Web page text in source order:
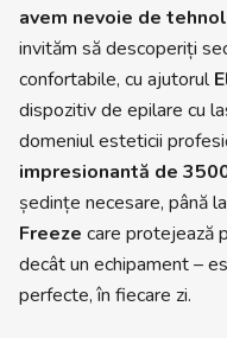
avem nevoie de
invităm să descoperiți
confortabile, cu ajutorul
dispozitiv de epilare cu
domeniul esteticii
impresionantă de
ședințe necesare, până la
Freeze care protejează
decât un echipament –
perfecte, în fiecare zi.